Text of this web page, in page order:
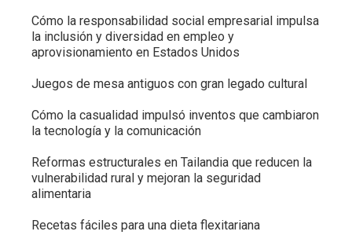
Cómo la responsabilidad social empresarial impulsa
la inclusión y diversidad en empleo y
aprovisionamiento en Estados Unidos
Juegos de mesa antiguos con gran legado cultural
Cómo la casualidad impulsó inventos que cambiaron
la tecnología y la comunicación
Reformas estructurales en Tailandia que reducen la
vulnerabilidad rural y mejoran la seguridad
alimentaria
Recetas fáciles para una dieta flexitariana